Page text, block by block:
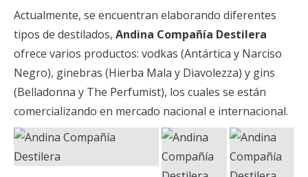
Actualmente, se encuentran elaborando diferentes
tipos de destilados, Andina Compañía Destilera
ofrece varios productos: vodkas (Antártica y Narciso
Negro), ginebras (Hierba Mala y Diavolezza) y gins
(Belladonna y The Perfumist), los cuales se están
comercializando en mercado nacional e internacional.